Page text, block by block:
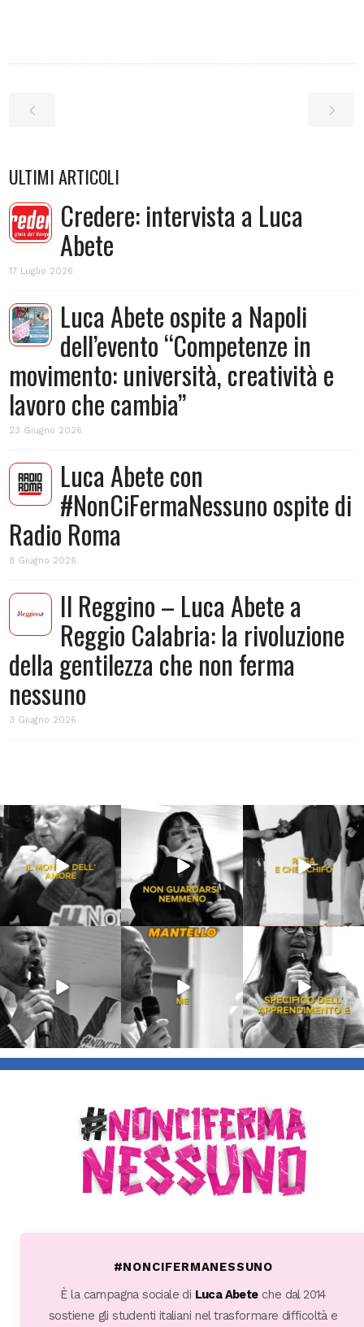
ULTIMI ARTICOLI
Credere: intervista a Luca
Abete
17 Luglio 2026
Luca Abete ospite a Napoli
dell’evento “Competenze in
movimento: università, creatività e
lavoro che cambia”
23 Giugno 2026
Luca Abete con
#NonCiFermaNessuno ospite di
Radio Roma
8 Giugno 2026
Il Reggino – Luca Abete a
Reggio Calabria: la rivoluzione
della gentilezza che non ferma
nessuno
3 Giugno 2026
Lug 31
213 4
Lug 16
53 1
Lug 13
199 10
Lug 9
54
Giu 21 Giu 18
871
#NONCIFERMANESSUNO
È la campagna sociale di Luca Abeteche dal 2014
sostiene gli studenti italiani nel trasformare difficoltà e